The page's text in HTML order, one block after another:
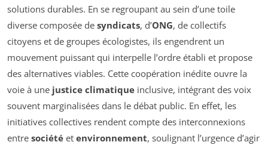
solutions durables. En se regroupant au sein d’une toile
diverse composée de syndicats, d’ONG, de collectifs
citoyens et de groupes écologistes, ils engendrent un
mouvement puissant qui interpelle l’ordre établi et propose
des alternatives viables. Cette coopération inédite ouvre la
voie à une justice climatique inclusive, intégrant des voix
souvent marginalisées dans le débat public. En effet, les
initiatives collectives rendent compte des interconnexions
entre société et environnement, soulignant l’urgence d’agir